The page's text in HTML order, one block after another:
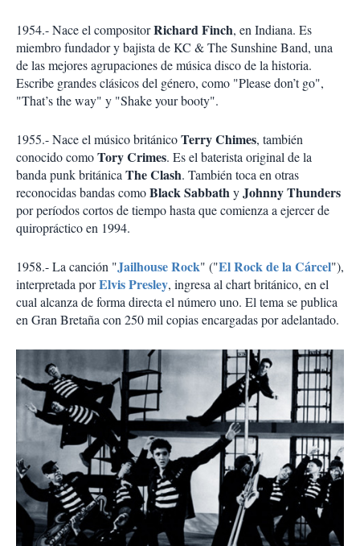
1954.- Nace el compositorRichard Finch, en Indiana. Es
miembro fundador y bajista de KC & The Sunshine Band, una
de las mejores agrupaciones de música disco de la historia.
Escribe grandes clásicos del género, como "Please don’t go",
"That’s the way" y "Shake your booty".
1955.- Nace el músico británicoTerry Chimes, también
conocido comoTory Crimes. Es el baterista original de la
banda punk británica The Clash. También toca en otras
reconocidas bandas comoBlack SabbathyJohnny Thunders
por períodos cortos de tiempo hasta que comienza a ejercer de
quiropráctico en 1994.
1958.- La canción "Jailhouse Rock" ("El Rock de la Cárcel"),
interpretada porElvis Presley, ingresa al chart británico, en el
cual alcanza de forma directa el número uno. El tema se publica
en Gran Bretaña con 250 mil copias encargadas por adelantado.